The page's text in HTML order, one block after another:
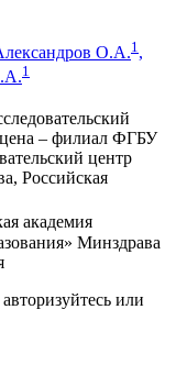
О.А.1 ,
1
– филиал ФГБУ
центр
Российская
академия
Минздрава
или